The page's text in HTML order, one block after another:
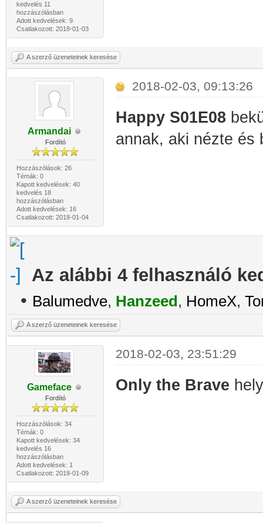
kedvelés 11
hozzászólásban
Adott kedvelések: 9
Csatlakozott: 2018-01-03
A szerző üzeneteinek keresése
Armandai
Fordító
Hozzászólások: 26
Témák: 0
Kapott kedvelések: 40
kedvelés 18
hozzászólásban
Adott kedvelések: 16
Csatlakozott: 2018-01-04
2018-02-03, 09:13:26
Happy S01E08
annak, aki nézte
Az alábbi 4 felhasználó
• Balumedve, Hanzeed, HomeX,
A szerző üzeneteinek keresése
Gameface
Fordító
Hozzászólások: 34
Témák: 0
Kapott kedvelések: 34
kedvelés 16
hozzászólásban
Adott kedvelések: 1
Csatlakozott: 2018-01-09
2018-02-03, 23:51:29
Only the Brave
A szerző üzeneteinek keresése